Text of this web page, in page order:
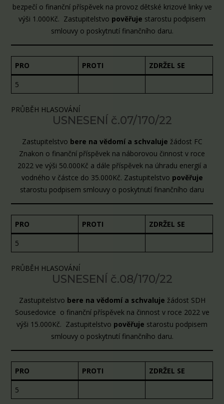
bezpečí o finanční příspěvek na provoz dětské krizové linky ve
výši 1.000Kč. Zastupitelstvo pověřuje starostu podpisem
smlouvy o poskytnutí finančního daru.
PRO PROTI
ZDRŽEL SE
5
PRŮBĚH HLASOVÁNÍ
USNESENÍ č.07/170/22
Zastupitelstvo bere na vědomí a schvaluje žádost FC
Znakon o finanční příspěvek na náborovou činnost v roce
2022 ve výši 50.000Kč a dále příspěvek na úhradu energií a
vodného v částce do 35.000Kč. Zastupitelstvo pověřuje
starostu podpisem smlouvy o poskytnutí finančního daru
PRO PROTI
ZDRŽEL SE
5
PRŮBĚH HLASOVÁNÍ
USNESENÍ č.08/170/22
Zastupitelstvo bere na vědomí a schvaluje žádost SDH
Sousedovice o finanční příspěvek na činnost v roce 2022 ve
výši 15.000Kč. Zastupitelstvo pověřuje starostu podpisem
smlouvy o poskytnutí finančního daru.
PRO PROTI
ZDRŽEL SE
5